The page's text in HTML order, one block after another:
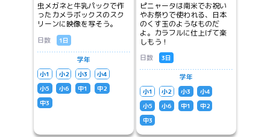
虫メガネと牛乳パックで作
ったカメラボックスのスク
リーンに映像を写そう。
日数 1日
学年
小1 小2 小3
小4
小5
小6 中1
中2
中3
ピニャータは南米でお祝い
やお祭りで使われる、日本
のくす玉のようなものだ
よ。カラフルに仕上げて楽
しもう！
日数 3日
学年
小1 小2 小3
小4
小5
小6 中1
中2
中3